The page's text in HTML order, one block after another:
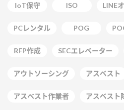
IoT保守 ISO LINE
PCレンタル POG
RFP作成 SECエレベーター
アウトソーシング アスベスト
アスベスト作業者 アスベスト